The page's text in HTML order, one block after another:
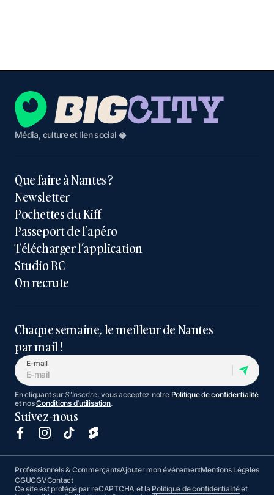
Média, culture et lien social 🥥
Que faire à Nantes ?
Newsletter
Pochettes du Kiff
Passeport de l’apéro
Télécharger l’application
Studio BC
On recrute
Chaque semaine, le meilleur de Nantes
par mail !
E-mail
En cliquant surS'inscrire, vous acceptez notre Politique de confidentialité
et nosConditions d’utilisation.
Suivez-nous
Professionnels & CommerçantsAjouter mon événementMentions Légales
CGUCGVContact
Ce site est protégé par reCAPTCHA et la Politique de confidentialitéet